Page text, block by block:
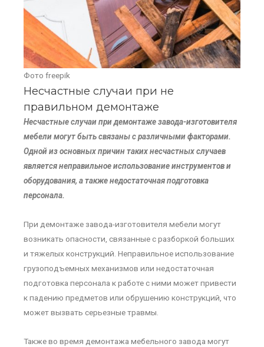
Фото freepik
Несчастные случаи при не
правильном демонтаже
Несчастные случаи при демонтаже завода-изготовителя
мебели могут быть связаны с различными факторами.
Одной из основных причин таких несчастных случаев
является неправильное использование инструментов и
оборудования, а также недостаточная подготовка
персонала.
При демонтаже завода-изготовителя мебели могут
возникать опасности, связанные с разборкой больших
и тяжелых конструкций. Неправильное использование
грузоподъемных механизмов или недостаточная
подготовка персонала к работе с ними может привести
к падению предметов или обрушению конструкций, что
может вызвать серьезные травмы.
Также во время демонтажа мебельного завода могут